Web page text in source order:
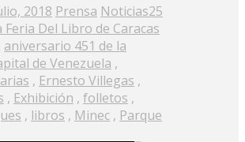
2018 Prensa Noticias25
Feria Del Libro de Caracas
aniversario 451 de la
de Venezuela ,
, Ernesto Villegas ,
, Exhibición , folletos ,
, libros , Minec , Parque